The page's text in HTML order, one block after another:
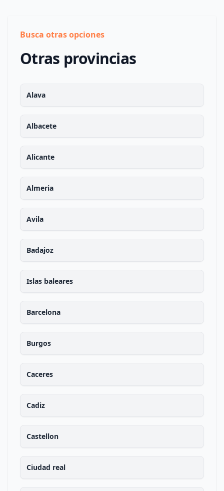
Busca otras opciones
Otras provincias
Alava
Albacete
Alicante
Almeria
Avila
Badajoz
Islas baleares
Barcelona
Burgos
Caceres
Cadiz
Castellon
Ciudad real